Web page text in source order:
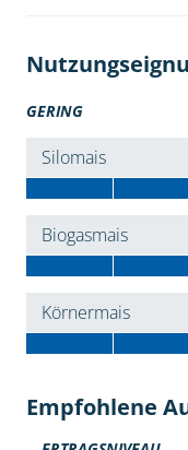
GERING
Silomais
Biogasmais
Körnermais
Empfohlene